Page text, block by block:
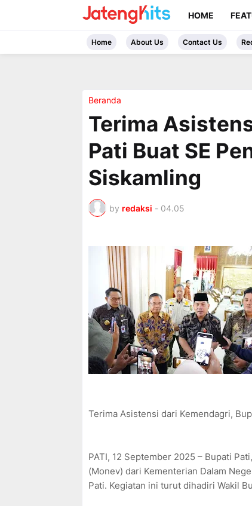
HOME
Home About Us Contact Us
Beranda
Terima
Pati Buat SE
Siskamling
by redaksi - 04.05
Terima Asistensi dari Kemendagri,
PATI, 12 September 2025 – Bupati
(Monev) dari Kementerian Dalam
Pati. Kegiatan ini turut dihadiri Wakil